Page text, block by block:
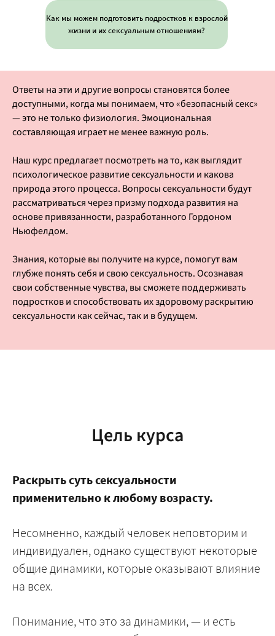
Как мы можем подготовить подростков к взрослой
жизни и их сексуальным отношениям?
Ответы на эти и другие вопросы становятся более
доступными, когда мы понимаем, что «безопасный секс»
— это не только физиология. Эмоциональная
составляющая играет не менее важную роль.
Наш курс предлагает посмотреть на то, как выглядит
психологическое развитие сексуальности и какова
природа этого процесса. Вопросы сексуальности будут
рассматриваться через призму подхода развития на
основе привязанности, разработанного Гордоном
Ньюфелдом.
Знания, которые вы получите на курсе, помогут вам
глубже понять себя и свою сексуальность. Осознавая
свои собственные чувства, вы сможете поддерживать
подростков и способствовать их здоровому раскрытию
сексуальности как сейчас, так и в будущем.
Цель курса
Раскрыть суть сексуальности
применительно к любому возрасту.
Несомненно, каждый человек неповторим и
индивидуален, однако существуют некоторые
общие динамики, которые оказывают влияние
на всех.
Понимание, что это за динамики, — и есть